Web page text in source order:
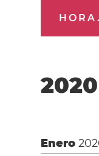
2020
Enero